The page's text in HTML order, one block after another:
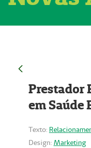
Prestador
em Saúde
Texto:
Design: Marketing